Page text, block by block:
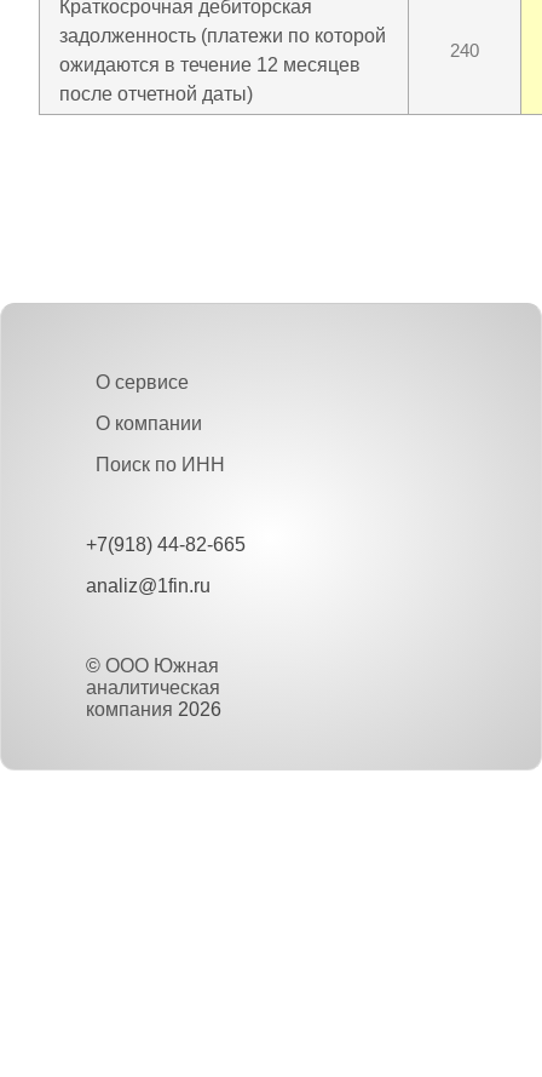
Краткосрочная дебиторская
задолженность (платежи по которой
ожидаются в течение 12 месяцев
после отчетной даты)
240
О сервисе
О компании
Поиск по ИНН
+7(918) 44-82-665
analiz@1fin.ru
©ООО Южная
аналитическая
компания 2026